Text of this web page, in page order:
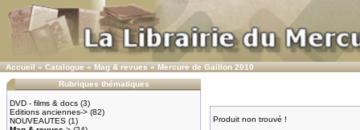
Accueil»Catalogue»Mag & revues»Mercure de Gaillon 2010
Rubriques thématiques
DVD - films & docs (3)
Editions anciennes-> (82)
NOUVEAUTES (1)
Produit non trouvé !